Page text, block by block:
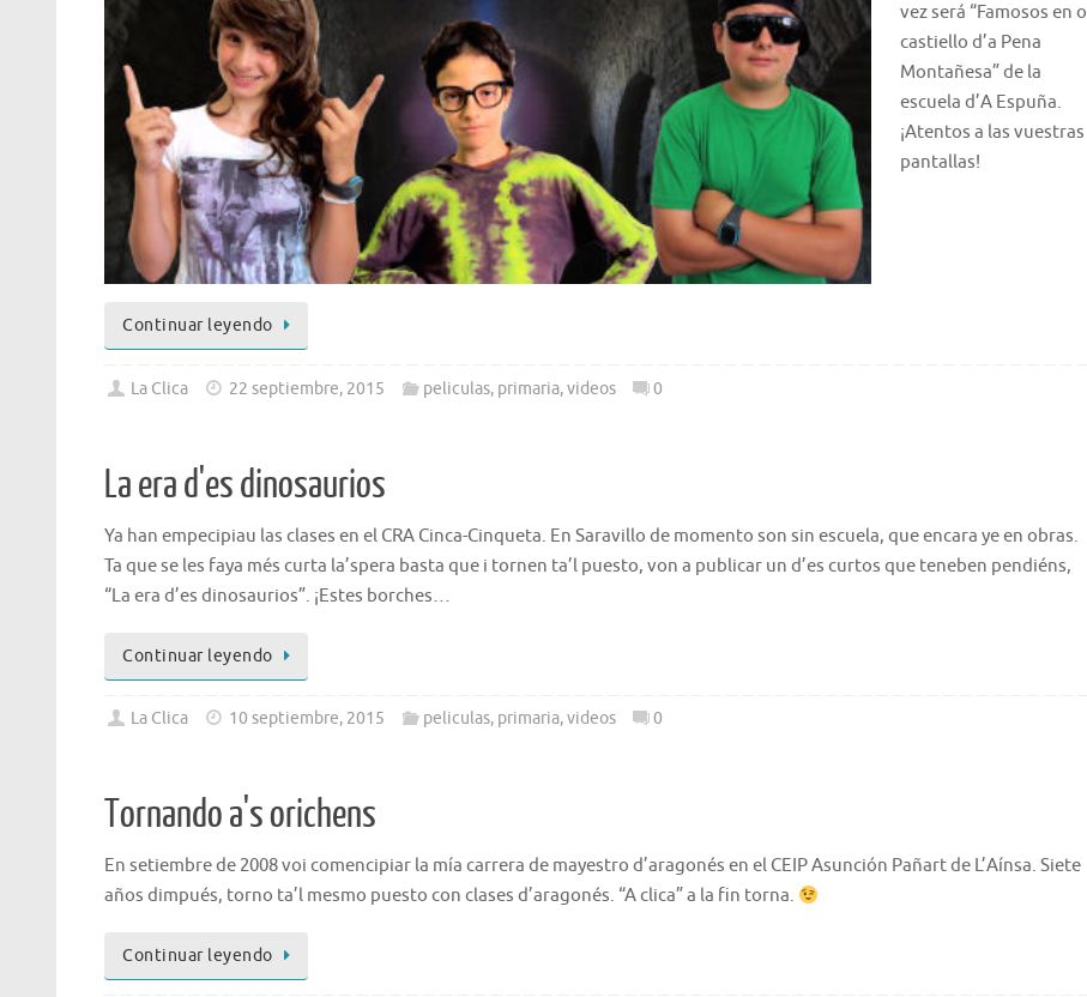
vez será “Famosos en o
castiello d’a Pena
Montañesa” de la
escuela d’A Espuña.
¡Atentos a las vuestras
pantallas!
Continuar leyendo
La Clica 22 septiembre, 2015 peliculas, primaria,videos 0
La era d'es dinosaurios
Ya han empecipiau las clases en el CRA Cinca-Cinqueta. En Saravillo de momento son sin escuela, que encara ye en obras.
Ta que se les faya més curta la’spera basta que i tornen ta’l puesto, von a publicar un d’es curtos que teneben pendiéns,
“La era d’es dinosaurios”. ¡Estes borches…
Continuar leyendo
La Clica 10 septiembre, 2015 peliculas, primaria,videos 0
Tornando a's orichens
En setiembre de 2008 voi comencipiar la mía carrera de mayestro d’aragonés en el CEIP Asunción Pañart de L’Aínsa. Siete
años dimpués, torno ta’l mesmo puesto con clases d’aragonés. “A clica” a la fin torna.
Continuar leyendo